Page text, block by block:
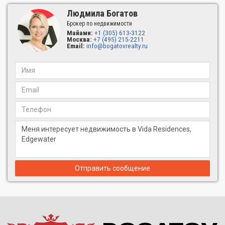
выгодные объекты с хорошим расположением.
рхитекторVida Edgewater Condominium: Kobi Karp, Miami
Компания с главным офисом в Майами более 20 лет создает
креативные проекты для клиентов по всему миру: от
Карибского бассейна до Ближнего Востока.
Компания отмечена многими почётными наградами, включая
AIA, ASID и золотой наградой ARDA за выдающийся вклад в
области архитектуры и дизайна.
Компания более 25 лет предоставляет полный спектр
дизайнерских услуг для профессионального и
своевременного выполнения проекта.
по индивидуальному заказу изысканной и
высококачественной европейской мебели с лучшей немецкой
фурнитурой.
Девятиэтажное бутик-здание Vida Edgewater Condos
предлагает всего 121 квартиру в Майами премиум-класса с
Людмила Богатов
Брокер по недвижимости
Майами: +1 (305) 613-3122
Москва: +7 (495) 215-2211
Email: info@bogatovrealty.ru
Отправить сообщение